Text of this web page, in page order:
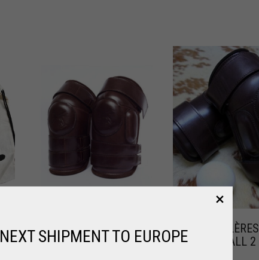
GENOUILLÈRES
EN CUIR TRIPLE
GENOUILLÈRES
HORSE BALL 2
NEXT SHIPMENT TO EUROPE